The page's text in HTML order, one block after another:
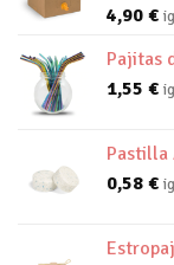
4,90 €
Pajitas
1,55 €
Pastilla
0,58 €